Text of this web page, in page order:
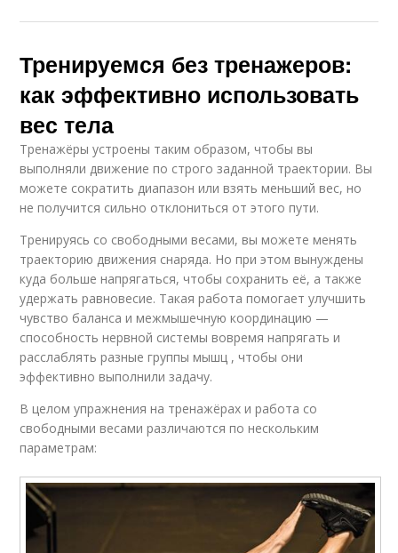
Тренируемся без тренажеров:
как эффективно использовать
вес тела
Тренажёры устроены таким образом, чтобы вы
выполняли движение по строго заданной траектории. Вы
можете сократить диапазон или взять меньший вес, но
не получится сильно отклониться от этого пути.
Тренируясь со свободными весами, вы можете менять
траекторию движения снаряда. Но при этом вынуждены
куда больше напрягаться, чтобы сохранить её, а также
удержать равновесие. Такая работа помогает улучшить
чувство баланса и межмышечную координацию —
способность нервной системы вовремя напрягать и
расслаблять разные группы мышц , чтобы они
эффективно выполнили задачу.
В целом упражнения на тренажёрах и работа со
свободными весами различаются по нескольким
параметрам: